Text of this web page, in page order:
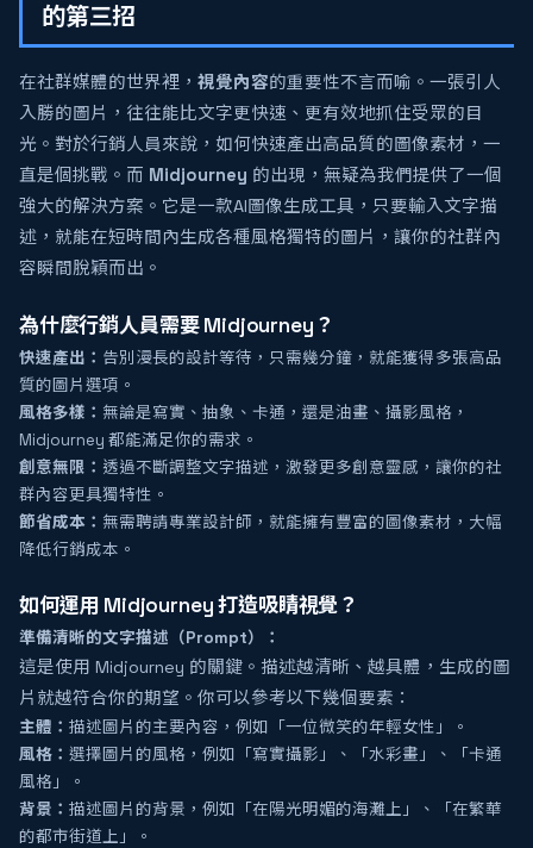
的第三招
在社群媒體的世界裡， 視覺內容的重要性不言而喻。一張引人
入勝的圖片，往往能比文字更快速、更有效地抓住受眾的目
光。對於行銷人員來說，如何快速產出高品質的圖像素材，一
直是個挑戰。而 Midjourney 的出現，無疑為我們提供了一個
強大的解決方案。它是一款AI圖像生成工具，只要輸入文字描
述，就能在短時間內生成各種風格獨特的圖片，讓你的社群內
容瞬間脫穎而出。
為什麼行銷人員需要 Midjourney？
快速產出： 告別漫長的設計等待，只需幾分鐘，就能獲得多張高品
質的圖片選項。
風格多樣： 無論是寫實、抽象、卡通，還是油畫、攝影風格，
Midjourney 都能滿足你的需求。
創意無限： 透過不斷調整文字描述，激發更多創意靈感，讓你的社
群內容更具獨特性。
節省成本： 無需聘請專業設計師，就能擁有豐富的圖像素材，大幅
降低行銷成本。
如何運用 Midjourney 打造吸睛視覺？
準備清晰的文字描述（Prompt）：
這是使用 Midjourney 的關鍵。描述越清晰、越具體，生成的圖
片就越符合你的期望。你可以參考以下幾個要素：
主體： 描述圖片的主要內容，例如「一位微笑的年輕女性」。
風格： 選擇圖片的風格，例如「寫實攝影」、「水彩畫」、「卡通
風格」。
背景： 描述圖片的背景，例如「在陽光明媚的海灘上」、「在繁華
的都市街道上」。